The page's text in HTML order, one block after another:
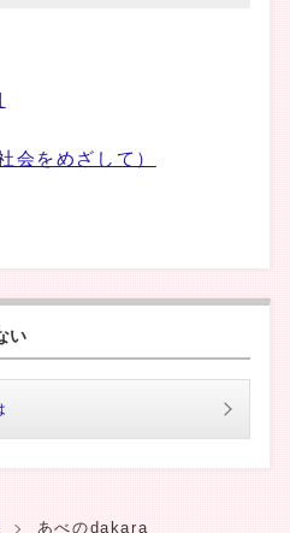
会をめざして）
い
あべのdakara